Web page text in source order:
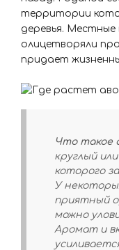
территории
деревья. Местные
олицетворяли
придает
Что такое
круглый
которого
У
приятный
можно
Аромат и